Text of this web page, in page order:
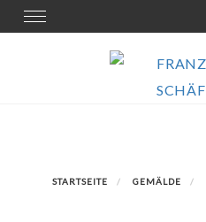
Skip
to
Toggle
navigation
STARTSEITE GEMÄLDE